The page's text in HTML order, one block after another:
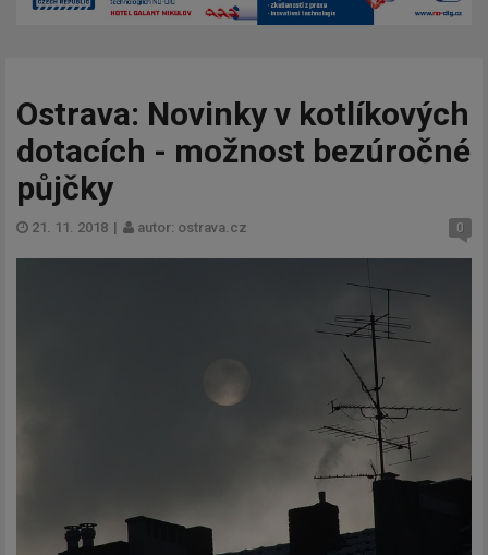
Ostrava: Novinky v kotlíkových
dotacích - možnost bezúročné
půjčky
21. 11. 2018 | autor: ostrava.cz 0